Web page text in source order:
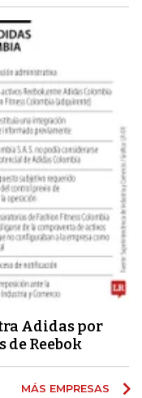
Adidas por
de Reebok
MÁS EMPRESAS